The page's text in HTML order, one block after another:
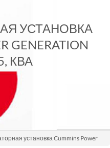
УСТАНОВКА
GENERATION
КВА
установка Cummins Power